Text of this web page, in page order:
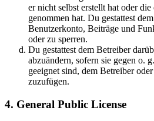
er nicht selbst erstellt hat oder
genommen hat. Du gestattest
Benutzerkonto, Beiträge und
oder zu sperren.
Du gestattest dem Betreiber
abzuändern, sofern sie gegen o.
geeignet sind, dem Betreiber
zuzufügen.
4. General Public License